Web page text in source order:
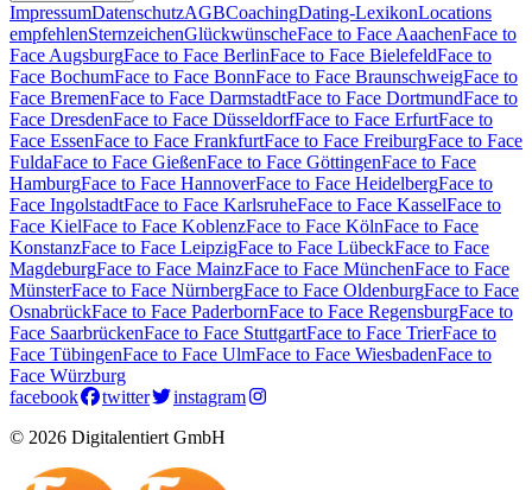
ImpressumDatenschutzAGBCoachingDating-LexikonLocations
empfehlenSternzeichenGlückwünscheFace to Face AaachenFace to
Face AugsburgFace to Face BerlinFace to Face BielefeldFace to
Face BochumFace to Face BonnFace to Face BraunschweigFace to
Face BremenFace to Face DarmstadtFace to Face DortmundFace to
Face DresdenFace to Face DüsseldorfFace to Face ErfurtFace to
Face EssenFace to Face FrankfurtFace to Face FreiburgFace to Face
FuldaFace to Face GießenFace to Face GöttingenFace to Face
HamburgFace to Face HannoverFace to Face HeidelbergFace to
Face IngolstadtFace to Face KarlsruheFace to Face KasselFace to
Face KielFace to Face KoblenzFace to Face KölnFace to Face
KonstanzFace to Face LeipzigFace to Face LübeckFace to Face
MagdeburgFace to Face MainzFace to Face MünchenFace to Face
MünsterFace to Face NürnbergFace to Face OldenburgFace to Face
OsnabrückFace to Face PaderbornFace to Face RegensburgFace to
Face SaarbrückenFace to Face StuttgartFace to Face TrierFace to
Face TübingenFace to Face UlmFace to Face WiesbadenFace to
Face Würzburg
facebook
twitter
instagram
© 2026 Digitalentiert GmbH